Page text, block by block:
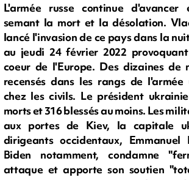
L'armée russe continue
semant la mort et la désolation.
lancé l'invasion de ce pays dans la
au jeudi 24 février 2022
coeur de l'Europe. Des dizaines de
recensés dans les rangs de
chez les civils. Le président
morts et 316 blessés au moins. Les
aux portes de Kiev, la capitale
dirigeants occidentaux,
Biden notamment, condamne
attaque et apporte son soutien